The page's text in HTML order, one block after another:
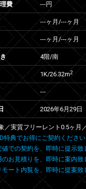
費 ---円
---ヶ月 /---ヶ月
---ヶ月 /---ヶ月
4階/南
1K/26.32m2
---
2026年6月29日
／実質フリーレント0.5ヶ月
特典でお得にご契約ください
での契約を、即時に提示致
お見積りを、即時に案内致
ート内覧を、即時に提案致